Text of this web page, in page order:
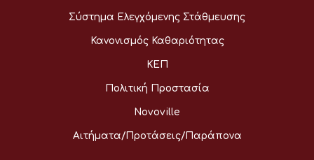
Σύστημα Ελεγχόμενης Στάθμευσης
Κανονισμός Καθαριότητας
ΚΕΠ
Πολιτική Προστασία
Novoville
Αιτήματα/Προτάσεις/Παράπονα